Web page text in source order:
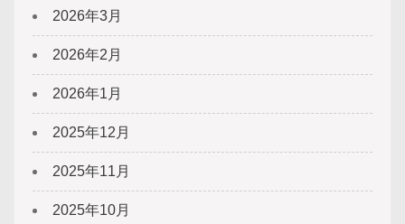
2026年3月
2026年2月
2026年1月
2025年12月
2025年11月
2025年10月